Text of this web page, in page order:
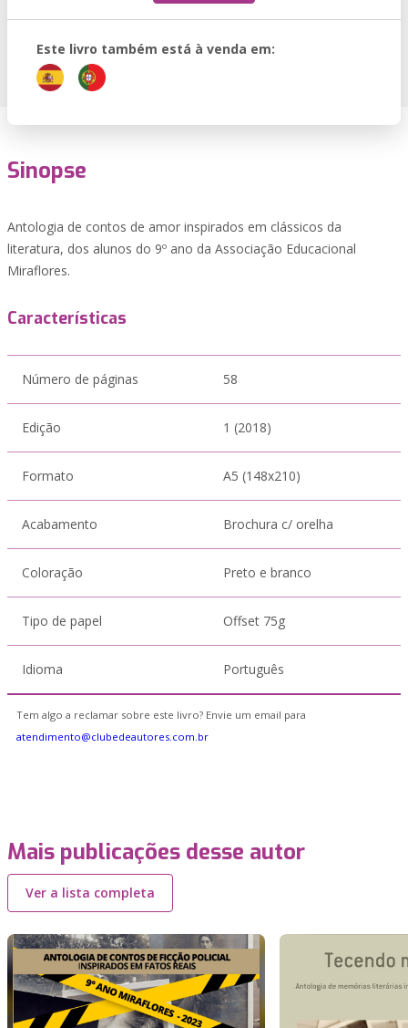
Este livro também está à venda em:
Sinopse
Antologia de contos de amor inspirados em clássicos da
literatura, dos alunos do 9º ano da Associação Educacional
Miraflores.
Características
Número de páginas 58
Edição 1 (2018)
Formato A5 (148x210)
Acabamento Brochura c/ orelha
Coloração Preto e branco
Tipo de papel Offset 75g
Idioma Português
Tem algo a reclamar sobre este livro? Envie um email para
atendimento@clubedeautores.com.br
Mais publicações desse autor
Ver a lista completa